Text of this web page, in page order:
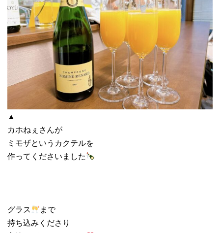
▲
カホねぇさんが
ミモザというカクテルを
作ってくださいました
グラス
まで
持ち込みくださり